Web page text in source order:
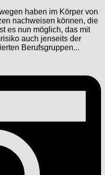
haben im Körper von
nachweisen können, die
es nun möglich, das mit
auch jenseits der
Berufsgruppen...